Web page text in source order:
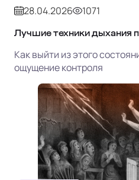
28.04.2026 1071
Лучшие техники дыхания
Как выйти из этого
ощущение контроля